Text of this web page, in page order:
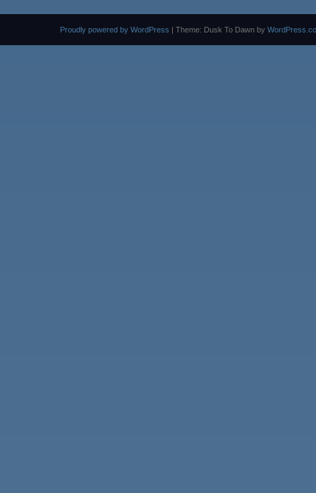
Proudly powered by WordPress Theme: Dusk To Dawn by